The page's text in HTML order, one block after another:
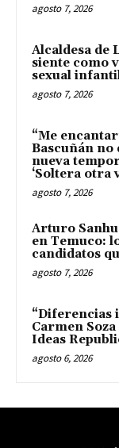
agosto 7, 2026
Alcaldesa de
siente como
sexual
agosto 7, 2026
“Me
Bascuñán no
nueva
‘Soltera otra
agosto 7, 2026
Arturo
en Temuco:
candidatos
agosto 7, 2026
“Diferencias
Carmen
Ideas
agosto 6, 2026